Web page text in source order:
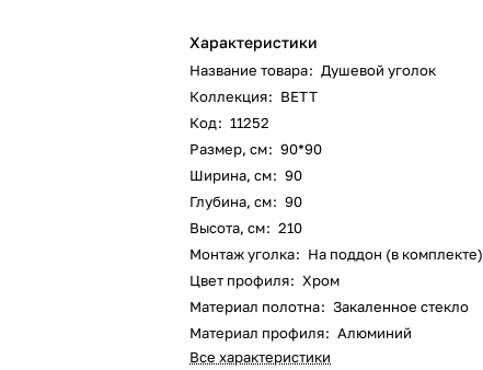
Характеристики
Название товара: Душевой уголок
Коллекция: BETT
Код: 11252
Размер, см: 90*90
Ширина, см: 90
Глубина, см: 90
Высота, см: 210
Монтаж уголка: На поддон (в комплекте)
Цвет профиля: Хром
Материал полотна: Закаленное стекло
Материал профиля: Алюминий
Все характеристики